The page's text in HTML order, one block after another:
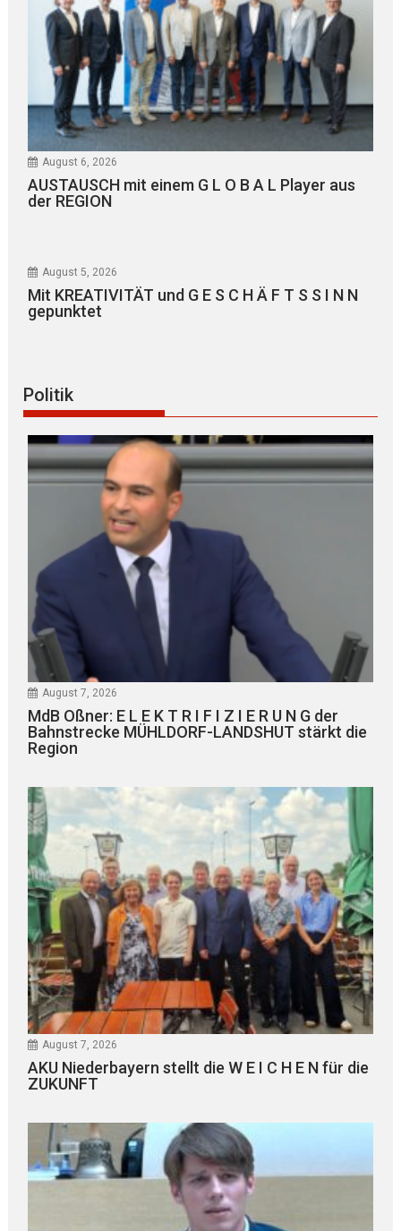
August 6, 2026
AUSTAUSCH mit einem G L O B A L Player aus
der REGION
August 5, 2026
Mit KREATIVITÄT und G E S C H Ä F T S S I N N
gepunktet
Politik
August 7, 2026
MdB Oßner: E L E K T R I F I Z I E R U N G der
Bahnstrecke MÜHLDORF-LANDSHUT stärkt die
Region
August 7, 2026
AKU Niederbayern stellt die W E I C H E N für die
ZUKUNFT